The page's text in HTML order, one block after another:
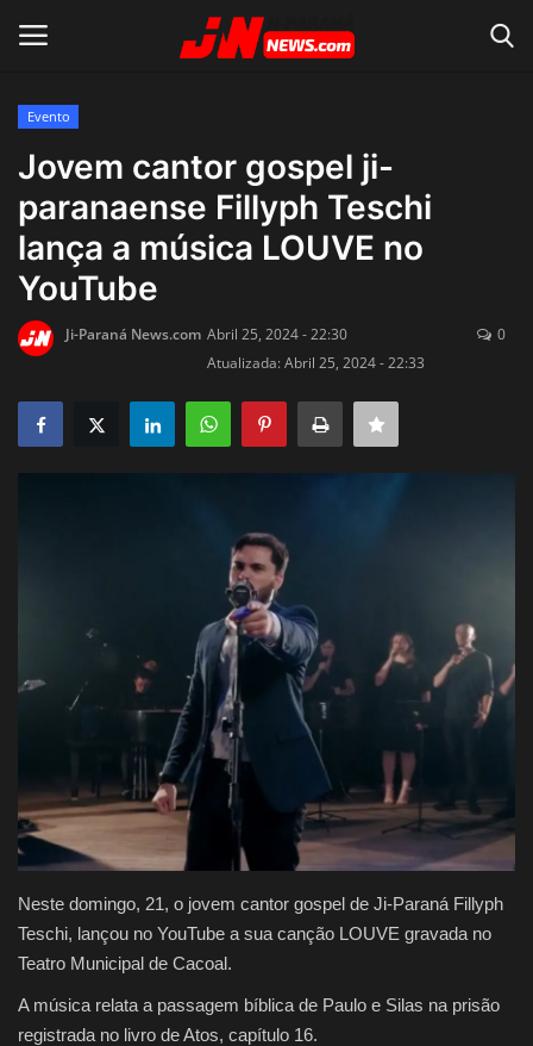
Home
Contato
Acidente
Polícia
Educação
Saúde
Evento
Jovem cantor gospel ji-
paranaense Fillyph Teschi
lança a música LOUVE no
YouTube
Ji-Paraná News.com Abril 25, 2024 - 22:30
Atualizada: Abril 25, 2024 - 22:33
0
Neste domingo, 21, o jovem cantor gospel de Ji-Paraná Fillyph
Teschi, lançou no YouTube a sua canção LOUVE gravada no
Teatro Municipal de Cacoal.
A música relata a passagem bíblica de Paulo e Silas na prisão
registrada no livro de Atos, capítulo 16.